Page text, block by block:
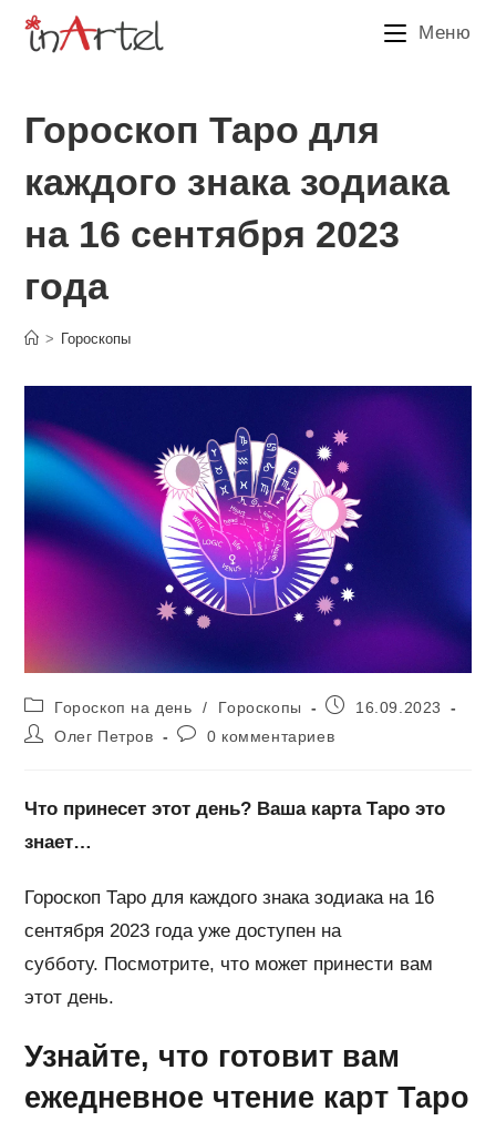
Перейти
Меню
Гороскоп Таро для
каждого знака зодиака
на 16 сентября 2023
года
> Гороскопы
Рубрика
записи:
Гороскоп на день / Гороскопы
Запись16.09.2023
АвторОлег Петров
Комментарии
0 комментариев
Что принесет этот день? Ваша карта Таро это
знает…
Гороскоп Таро для каждого знака зодиака на 16
сентября 2023 года уже доступен на
субботу. Посмотрите, что может принести вам
этот день.
Узнайте, что готовит вам
ежедневное чтение карт Таро